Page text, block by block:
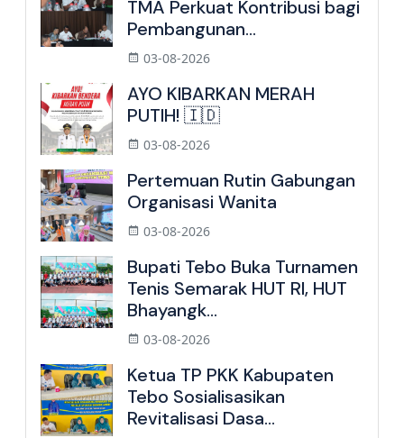
TMA Perkuat Kontribusi bagi
Pembangunan...
03-08-2026
AYO KIBARKAN MERAH
PUTIH! 🇮🇩
03-08-2026
Pertemuan Rutin Gabungan
Organisasi Wanita
03-08-2026
Bupati Tebo Buka Turnamen
Tenis Semarak HUT RI, HUT
Bhayangk...
03-08-2026
Ketua TP PKK Kabupaten
Tebo Sosialisasikan
Revitalisasi Dasa...